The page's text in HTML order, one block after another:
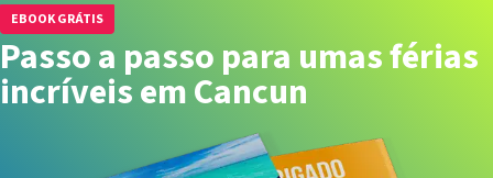
EBOOK GRÁTIS
Passo a passo para umas férias
incríveis em Cancun